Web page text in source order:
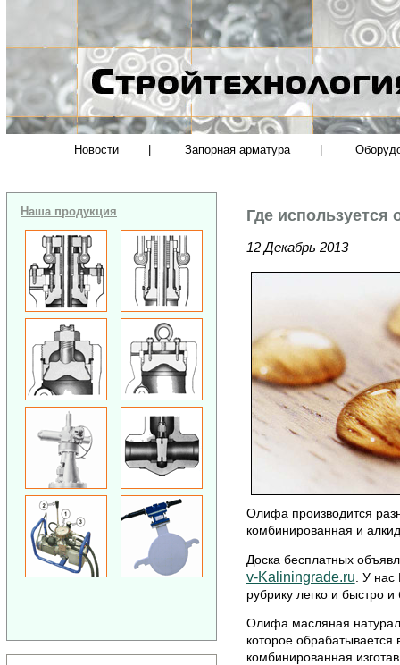
Новости Запорная арматура
Наша продукция Где используется
12 Декабрь 2013
Олифа производится
комбинированная и
Доска бесплатных
v-Kaliningrade.ru . У
рубрику легко и быстро и
Олифа масляная
которое
комбинированная